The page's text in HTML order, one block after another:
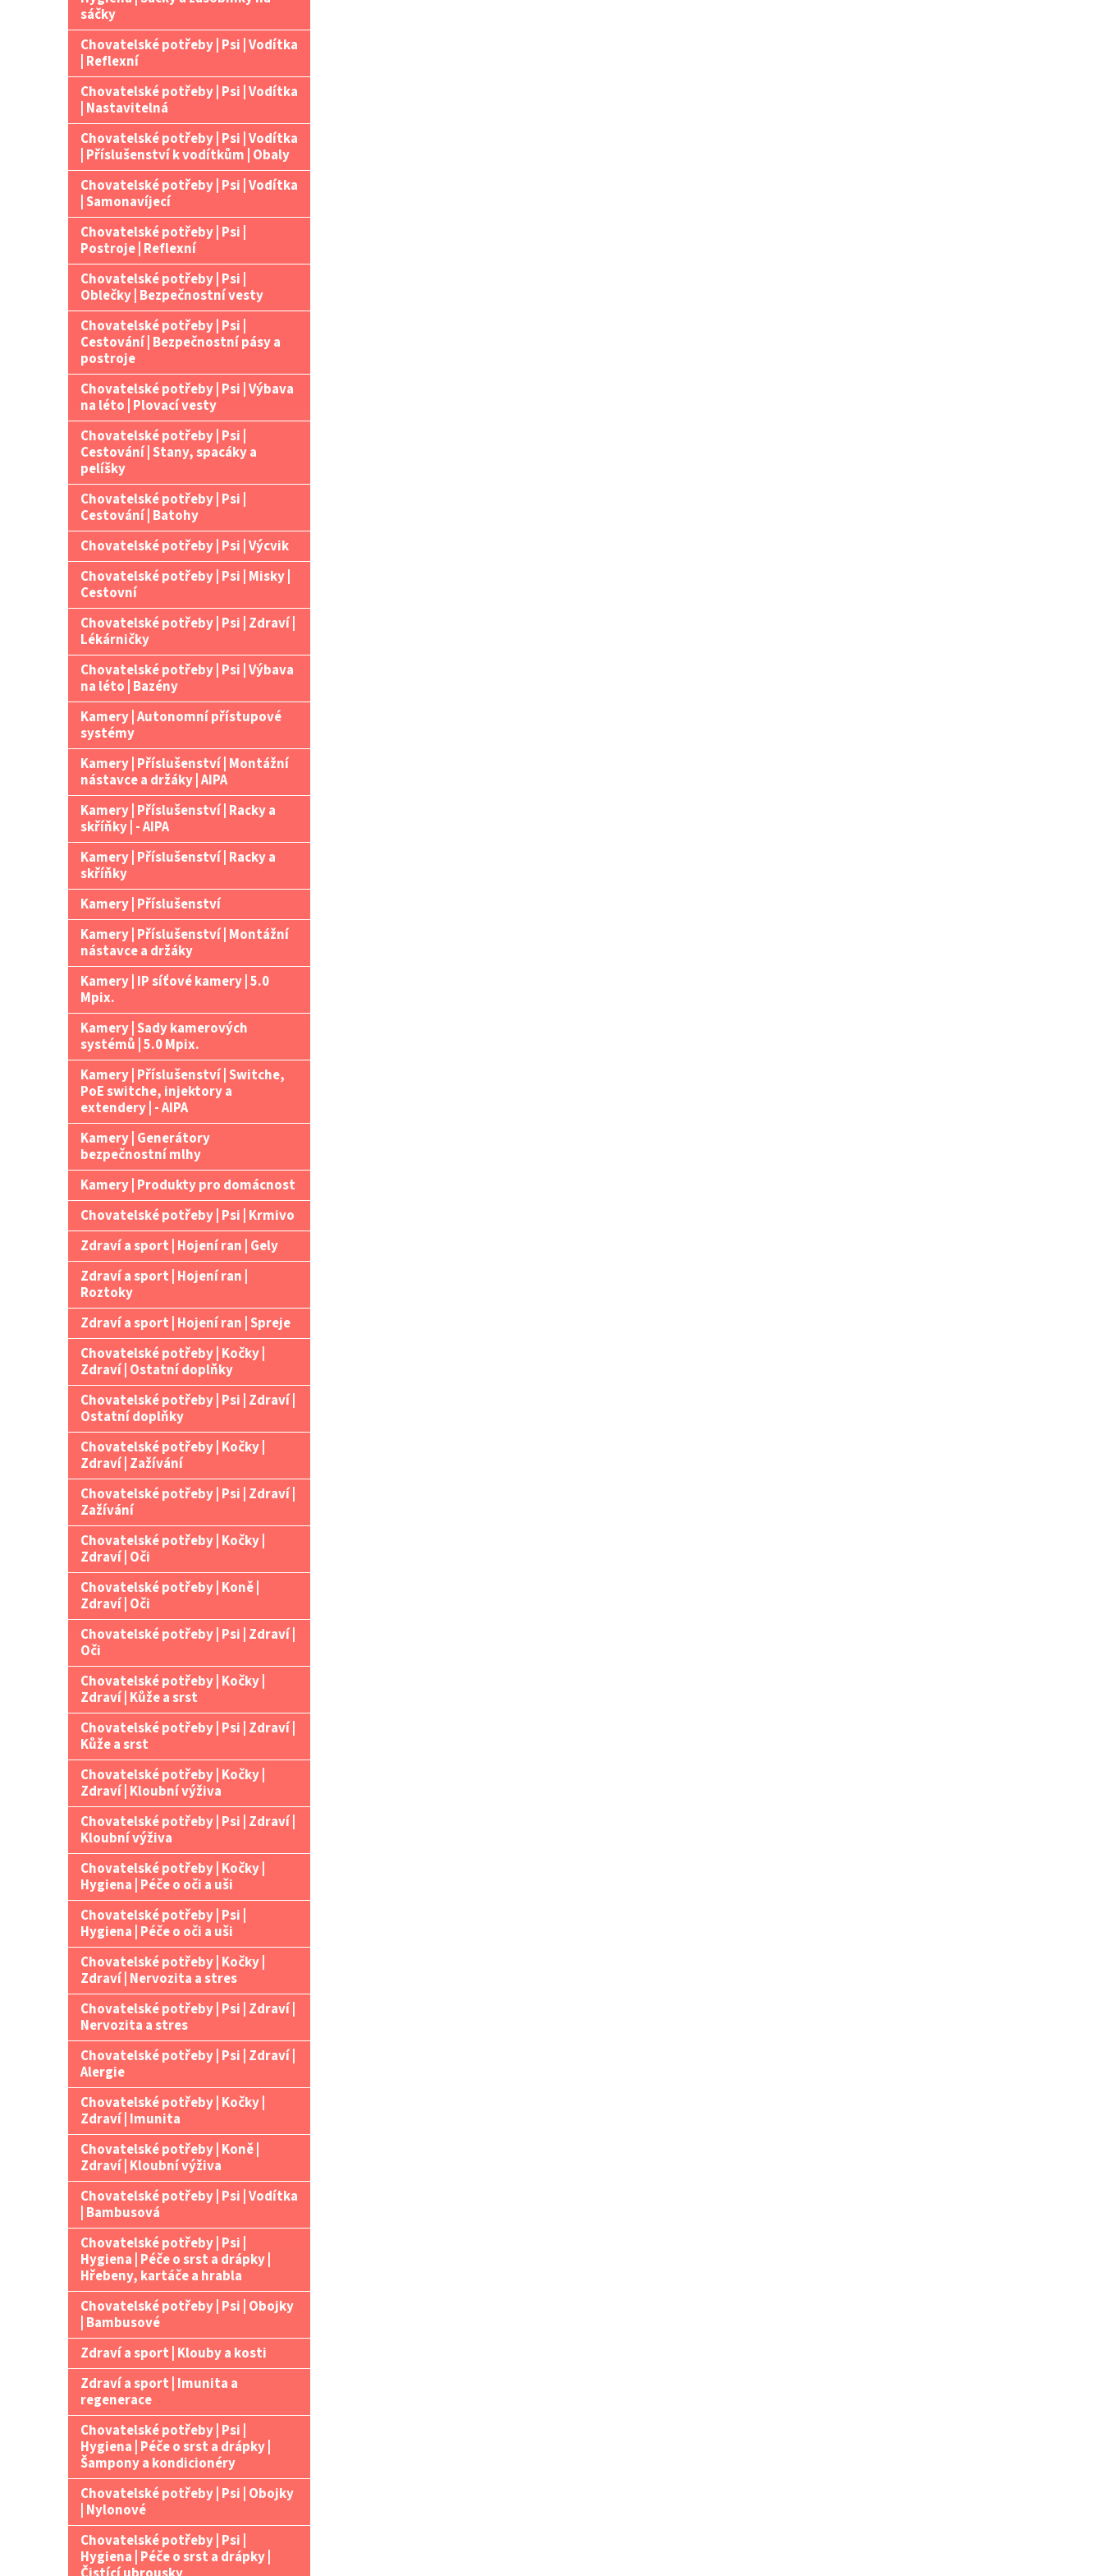
e
sáčky
Chovatelské potřeby | Psi | Vodítka
| Reflexní
Chovatelské potřeby | Psi | Vodítka
| Nastavitelná
Chovatelské potřeby | Psi | Vodítka
| Příslušenství k vodítkům | Obaly
Chovatelské potřeby | Psi | Vodítka
| Samonavíjecí
Chovatelské potřeby | Psi |
Postroje | Reflexní
Chovatelské potřeby | Psi |
Oblečky | Bezpečnostní vesty
Chovatelské potřeby | Psi |
Cestování | Bezpečnostní pásy a
postroje
Chovatelské potřeby | Psi | Výbava
na léto | Plovací vesty
Chovatelské potřeby | Psi |
Cestování | Stany, spacáky a
pelíšky
Chovatelské potřeby | Psi |
Cestování | Batohy
Chovatelské potřeby | Psi | Výcvik
Chovatelské potřeby | Psi | Misky |
Cestovní
Chovatelské potřeby | Psi | Zdraví |
Lékárničky
Chovatelské potřeby | Psi | Výbava
na léto | Bazény
Kamery | Autonomní přístupové
systémy
Kamery | Příslušenství | Montážní
nástavce a držáky | AIPA
Kamery | Příslušenství | Racky a
skříňky | - AIPA
Kamery | Příslušenství | Racky a
skříňky
Kamery | Příslušenství
Kamery | Příslušenství | Montážní
nástavce a držáky
Kamery | IP síťové kamery | 5.0
Mpix.
Kamery | Sady kamerových
systémů | 5.0 Mpix.
Kamery | Příslušenství | Switche,
PoE switche, injektory a
extendery | - AIPA
Kamery | Generátory
bezpečnostní mlhy
Kamery | Produkty pro domácnost
Chovatelské potřeby | Psi | Krmivo
Zdraví a sport | Hojení ran | Gely
Zdraví a sport | Hojení ran |
Roztoky
Zdraví a sport | Hojení ran | Spreje
Chovatelské potřeby | Kočky |
Zdraví | Ostatní doplňky
Chovatelské potřeby | Psi | Zdraví |
Ostatní doplňky
Chovatelské potřeby | Kočky |
Zdraví | Zažívání
Chovatelské potřeby | Psi | Zdraví |
Zažívání
Chovatelské potřeby | Kočky |
Zdraví | Oči
Chovatelské potřeby | Koně |
Zdraví | Oči
Chovatelské potřeby | Psi | Zdraví |
Oči
Chovatelské potřeby | Kočky |
Zdraví | Kůže a srst
Chovatelské potřeby | Psi | Zdraví |
Kůže a srst
Chovatelské potřeby | Kočky |
Zdraví | Kloubní výživa
Chovatelské potřeby | Psi | Zdraví |
Kloubní výživa
Chovatelské potřeby | Kočky |
Hygiena | Péče o oči a uši
Chovatelské potřeby | Psi |
Hygiena | Péče o oči a uši
Chovatelské potřeby | Kočky |
Zdraví | Nervozita a stres
Chovatelské potřeby | Psi | Zdraví |
Nervozita a stres
Chovatelské potřeby | Psi | Zdraví |
Alergie
Chovatelské potřeby | Kočky |
Zdraví | Imunita
Chovatelské potřeby | Koně |
Zdraví | Kloubní výživa
Chovatelské potřeby | Psi | Vodítka
| Bambusová
Chovatelské potřeby | Psi |
Hygiena | Péče o srst a drápky |
Hřebeny, kartáče a hrabla
Chovatelské potřeby | Psi | Obojky
| Bambusové
Zdraví a sport | Klouby a kosti
Zdraví a sport | Imunita a
regenerace
Chovatelské potřeby | Psi |
Hygiena | Péče o srst a drápky |
Šampony a kondicionéry
Chovatelské potřeby | Psi | Obojky
| Nylonové
Chovatelské potřeby | Psi |
Hygiena | Péče o srst a drápky |